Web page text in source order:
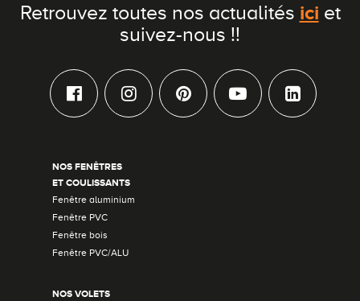
Retrouvez toutes nos actualités ici et
suivez-nous !!
NOS FENÊTRES
ET COULISSANTS
Fenêtre aluminium
Fenêtre PVC
Fenêtre bois
Fenêtre PVC/ALU
NOS VOLETS